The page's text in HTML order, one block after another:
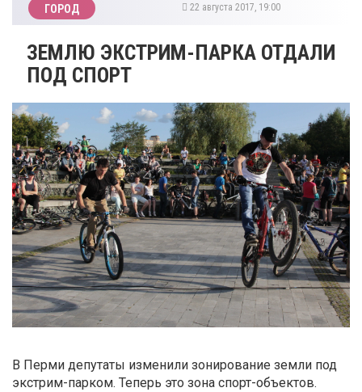
ГОРОД 22 августа 2017, 19:00
ЗЕМЛЮ ЭКСТРИМ-ПАРКА ОТДАЛИ
ПОД СПОРТ
В Перми депутаты изменили зонирование земли под
экстрим-парком. Теперь это зона спорт-объектов.